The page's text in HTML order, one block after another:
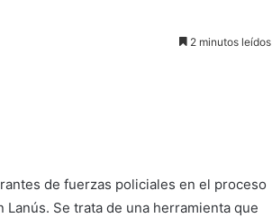
2 minutos leídos
de fuerzas policiales en el proceso
Se trata de una herramienta que